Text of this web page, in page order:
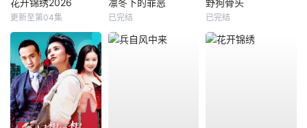
花开锦绣2026
更新至第04集
凛冬下的罪恶
已完结
野狗骨头
已完结